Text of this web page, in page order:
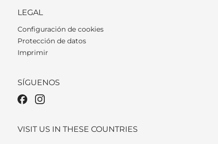
LEGAL
Configuración de cookies
Protección de datos
Imprimir
SÍGUENOS
VISIT US IN THESE COUNTRIES